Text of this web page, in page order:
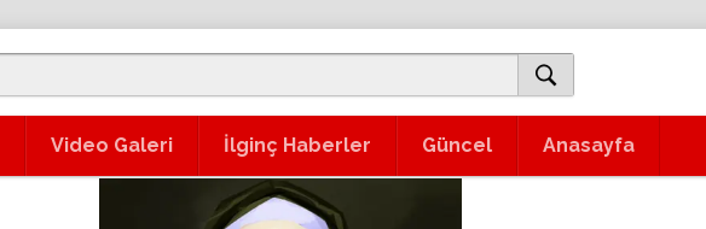
Video Galeri İlginç Haberler Güncel Anasayfa